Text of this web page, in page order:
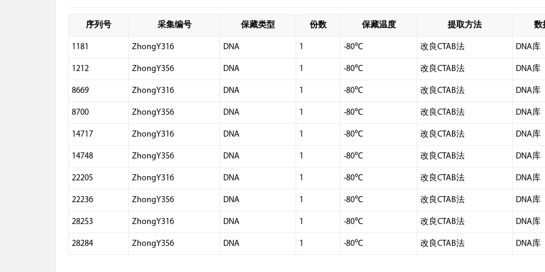
序列号 采集编号 保藏类型 份数 保藏温度 提取方法 数
1181 ZhongY316 DNA 1 -80℃ 改良CTAB法 DNA库
1212 ZhongY356 DNA 1 -80℃ 改良CTAB法 DNA库
8669 ZhongY316 DNA 1 -80℃ 改良CTAB法 DNA库
8700 ZhongY356 DNA 1 -80℃ 改良CTAB法 DNA库
14717 ZhongY316 DNA 1 -80℃ 改良CTAB法 DNA库
14748 ZhongY356 DNA 1 -80℃ 改良CTAB法 DNA库
22205 ZhongY316 DNA 1 -80℃ 改良CTAB法 DNA库
22236 ZhongY356 DNA 1 -80℃ 改良CTAB法 DNA库
28253 ZhongY316 DNA 1 -80℃ 改良CTAB法 DNA库
28284 ZhongY356 DNA 1 -80℃ 改良CTAB法 DNA库